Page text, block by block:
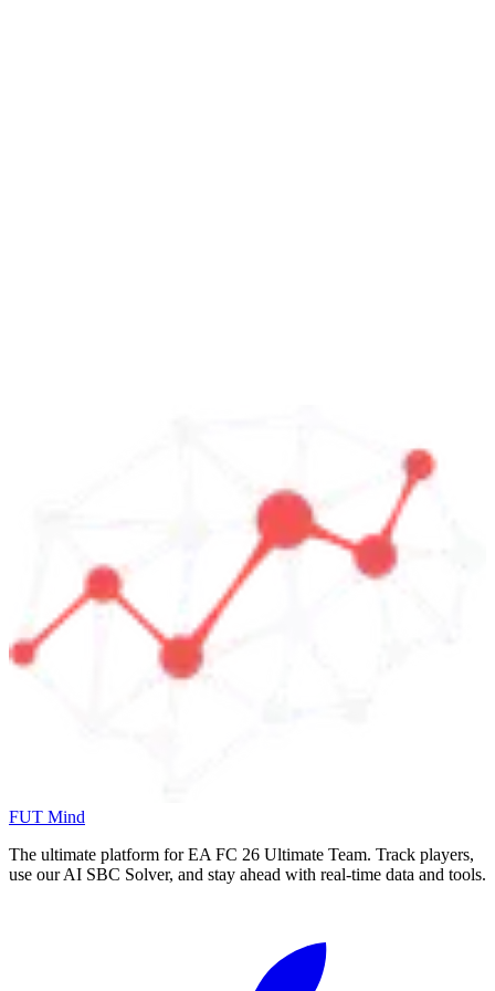
FUT Mind
The ultimate platform for EA FC 26 Ultimate Team. Track players,
use our AI SBC Solver, and stay ahead with real-time data and tools.